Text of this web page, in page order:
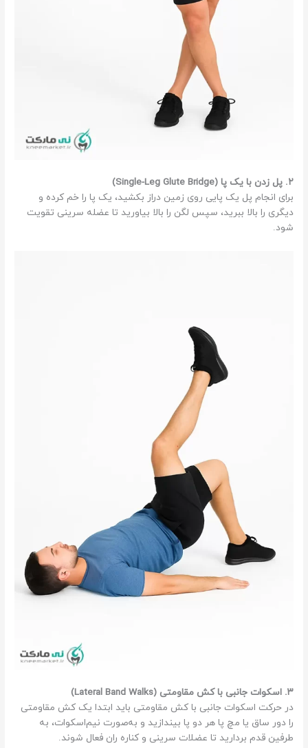
۲. پل زدن با یک پا (Single-Leg Glute Bridge)
برای انجام پل یک پایی روی زمین دراز بکشید، یک پا را خم کرده و
دیگری را بالا ببرید، سپس لگن را بالا بیاورید تا عضله سرینی تقویت
شود.
۳. اسکوات جانبی با کش مقاومتی (Lateral Band Walks)
در حرکت اسکوات جانبی با کش مقاومتی باید ابتدا یک کش مقاومتی
را دور ساق یا مچ پا هر دو پا بیندازید و به‌صورت نیم‌اسکوات، به
طرفین قدم بردارید تا عضلات سرینی و کناره ران فعال شوند.